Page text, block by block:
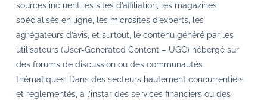
sources incluent les sites d’affiliation, les magazines
spécialisés en ligne, les microsites d’experts, les
agrégateurs d’avis, et surtout, le contenu généré par les
utilisateurs (User-Generated Content – UGC) hébergé sur
des forums de discussion ou des communautés
thématiques. Dans des secteurs hautement concurrentiels
et réglementés, à l’instar des services financiers ou des